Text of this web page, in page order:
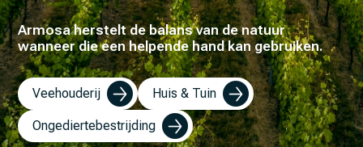
Armosa herstelt de balans van de natuur
wanneer die een helpende hand kan gebruiken.
Veehouderij Huis & Tuin
Ongediertebestrijding